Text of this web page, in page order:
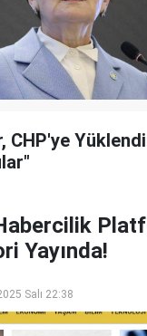
CHP'ye
Yayında!
Salı 22:38